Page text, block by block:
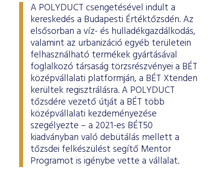
A POLYDUCT csengetésével indult a
kereskedés a Budapesti Értéktőzsdén. Az
elsősorban a víz- és hulladékgazdálkodás,
valamint az urbanizáció egyéb területein
felhasználható termékek gyártásával
foglalkozó társaság törzsrészvényei a BÉT
középvállalati platformján, a BÉT Xtenden
kerültek regisztrálásra. A POLYDUCT
tőzsdére vezető útját a BÉT több
középvállalati kezdeményezése
szegélyezte – a 2021-es BÉT50
kiadványban való debütálás mellett a
tőzsdei felkészülést segítő Mentor
Programot is igénybe vette a vállalat.